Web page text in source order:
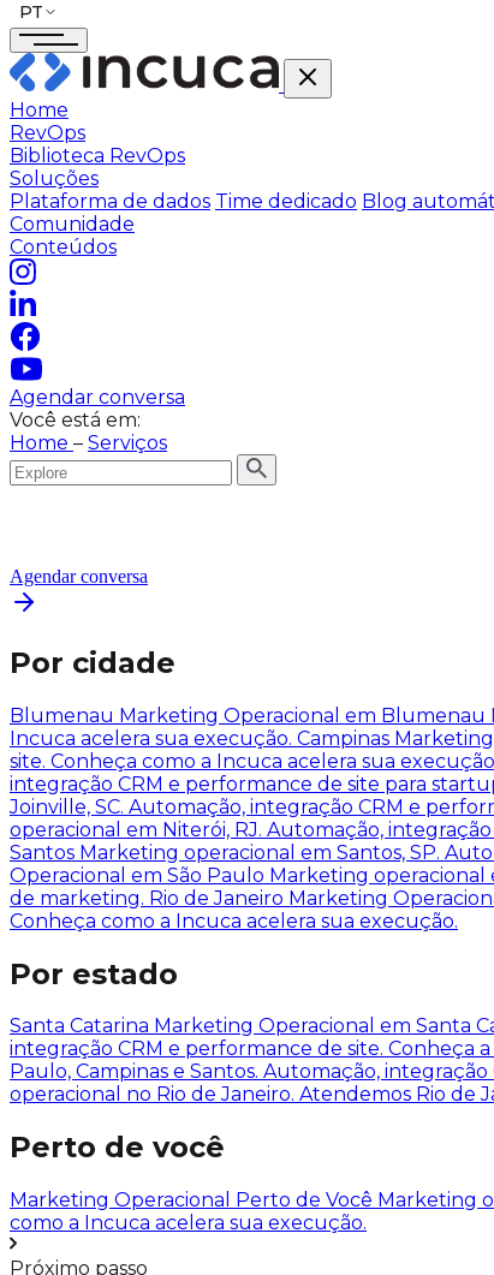
PT
Home
RevOps
Biblioteca RevOps
Soluções
Plataforma de dados Time dedicado Blog
Comunidade
Conteúdos
Agendar conversa
Você está em:
Home – Serviços
Agendar conversa
Por cidade
Blumenau Marketing Operacional em Blumenau
Incuca acelera sua execução. Campinas
site. Conheça como a Incuca acelera sua
integração CRM e performance de site para
Joinville, SC. Automação, integração CRM e
operacional em Niterói, RJ. Automação,
Santos Marketing operacional em Santos, SP.
Operacional em São Paulo Marketing operacional
de marketing. Rio de Janeiro Marketing
Conheça como a Incuca acelera sua execução.
Por estado
Santa Catarina Marketing Operacional em Santa
integração CRM e performance de site. Conheça
Paulo, Campinas e Santos. Automação,
operacional no Rio de Janeiro. Atendemos Rio de
Perto de você
Marketing Operacional Perto de Você Marketing
como a Incuca acelera sua execução.
Próximo passo